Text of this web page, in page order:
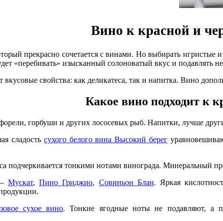
Вино к красной и
прекрасно сочетается с винами. Но выбирать
«перебивать» изысканный солоноватый вкус и подавлять
свойства: как деликатеса, так и напитка. Вино
Какое вино подходит к
горбуши и других лососевых рыб. Напитки, лучше
сладость сухого белого вина Высокий берег
подчеркивается тонкими нотами винограда. Минеральный
–Мускат,Пино Гриджио, Совиньон Блан. Яркая
сухое вино. Тонкие ягодные ноты не подавляют, а